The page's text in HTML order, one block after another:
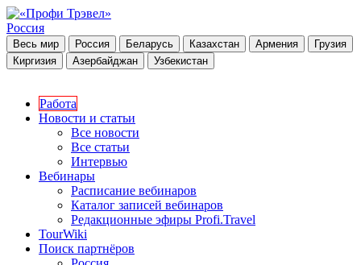
Россия
Весь мир Россия Беларусь Казахстан Армения
Грузия
Киргизия
Азербайджан Узбекистан
Работа
Новости и статьи
Все новости
Все статьи
Интервью
Вебинары
Расписание вебинаров
Каталог записей вебинаров
Редакционные эфиры Profi.Travel
TourWiki
Поиск партнёров